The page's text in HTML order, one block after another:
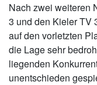
Nach zwei weiteren
3 und den Kieler TV
auf den vorletzten
die Lage sehr
liegenden
unentschieden